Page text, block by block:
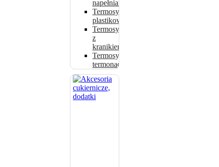
napełnianiem
Termosy
plastikowe
Termosy
z
kranikiem
Termosy,
termonaczynia